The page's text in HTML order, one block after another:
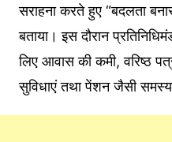
सराहना करते हुए “बदलता
बताया। इस दौरान
लिए आवास की कमी, वरिष्ठ
सुविधाएं तथा पेंशन जैसी